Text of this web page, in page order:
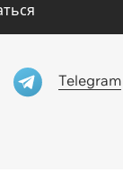
Telegram